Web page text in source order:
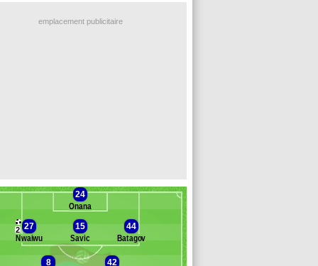
: la 1ère journée à suivre en DIRECT !
emplacement publicitaire
24
Onana
2 27
Nwaiwu
15
Savic
44
Batagov
8
42